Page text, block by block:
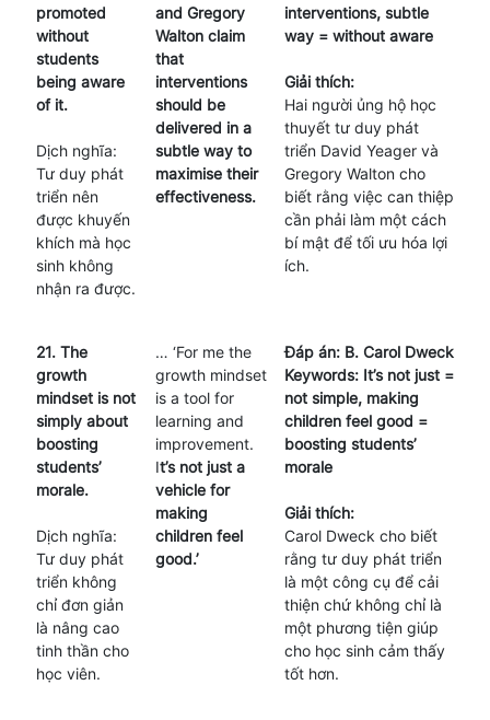
promoted
without
students
being aware
of it.
Dịch nghĩa:
Tư duy phát
triển nên
được khuyến
khích mà học
sinh không
nhận ra được.
and Gregory
Walton claim
that
interventions
should be
delivered in a
subtle way to
maximise their
effectiveness.
interventions, subtle
way = without aware
Giải thích:
Hai người ủng hộ học
thuyết tư duy phát
triển David Yeager và
Gregory Walton cho
biết rằng việc can thiệp
cần phải làm một cách
bí mật để tối ưu hóa lợi
ích.
21. The
growth
mindset is not
simply about
boosting
students’
morale.
Dịch nghĩa:
Tư duy phát
triển không
chỉ đơn giản
là nâng cao
tinh thần cho
học viên.
… ‘For me the
growth mindset
is a tool for
learning and
improvement.
It’s not just a
vehicle for
making
children feel
good.’
Đáp án: B. Carol Dweck
Keywords: It’s not just =
not simple, making
children feel good =
boosting students’
morale
Giải thích:
Carol Dweck cho biết
rằng tư duy phát triển
là một công cụ để cải
thiện chứ không chỉ là
một phương tiện giúp
cho học sinh cảm thấy
tốt hơn.